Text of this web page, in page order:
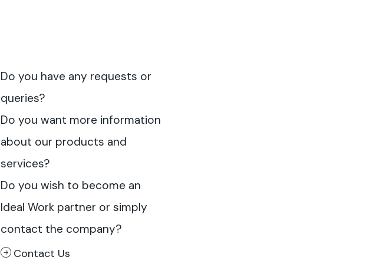
Do you have any requests or
queries?
Do you want more information
about our products and
services?
Do you wish to become an
Ideal Work partner or simply
contact the company?
Contact Us